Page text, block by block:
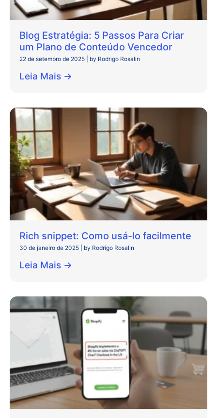
Blog Estratégia: 5 Passos Para Criar
um Plano de Conteúdo Vencedor
22 de setembro de 2025 by Rodrigo Rosalin
Leia Mais →
Rich snippet: Como usá-lo facilmente
30 de janeiro de 2025 by Rodrigo Rosalin
Leia Mais →